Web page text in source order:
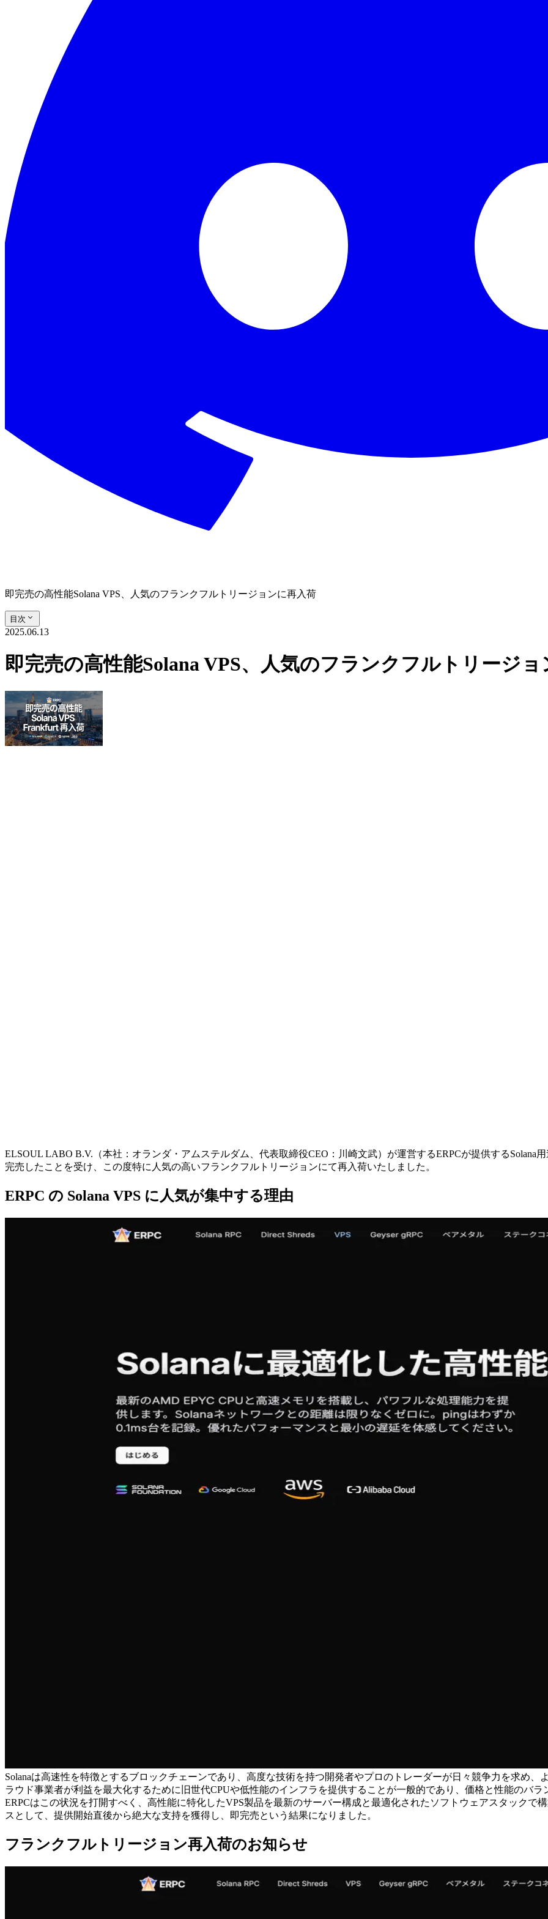
即完売の高性能Solana VPS、人気のフランクフルトリージョンに再入荷
目次
2025.06.13
即完売の高性能Solana VPS、人気のフランクフルトリージ
ELSOUL LABO B.V.（本社：オランダ・アムステルダム、代表取締役CEO：川崎文武）が運営するERPCが提供するSolana
完売したことを受け、この度特に人気の高いフランクフルトリージョンにて再入荷いたしました。
ERPC の Solana VPS に人気が集中する理由
Solanaは高速性を特徴とするブロックチェーンであり、高度な技術を持つ開発者やプロのトレーダーが日々競争力を求め
ラウド事業者が利益を最大化するために旧世代CPUや低性能のインフラを提供することが一般的であり、価格と性能のバラ
ERPCはこの状況を打開すべく、高性能に特化したVPS製品を最新のサーバー構成と最適化されたソフトウェアスタックで
スとして、提供開始直後から絶大な支持を獲得し、即完売という結果になりました。
フランクフルトリージョン再入荷のお知らせ